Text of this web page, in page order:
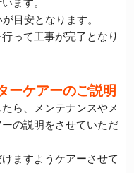
目安となります。
って工事が完了となり
ーケアーのご説明
ら、メンテナンスやメ
の説明をさせていただ
ますようケアーさせて